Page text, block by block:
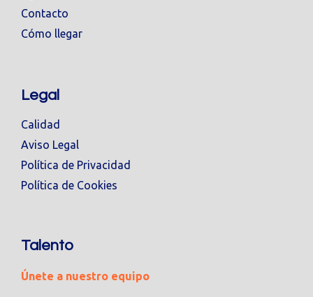
Contacto
Cómo llegar
Legal
Calidad
Aviso Legal
Política de Privacidad
Política de Cookies
Talento
Únete a nuestro equipo